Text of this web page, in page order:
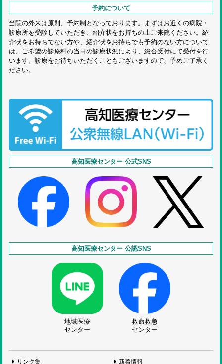
予約について
当院の外来は原則、予約制となっております。まずはお近くの病院・
診療所を受診していただき、紹介状をお持ちの上ご来院ください。紹
介状をお持ちでない方や、紹介状をお持ちでも予約のない方について
は、ご希望の診療科の当日の診療状況により、総合受付にて受付を行
います。診療をお待ちいただくこともございますので、予めご了承く
ださい。
高知医療センター 公式SNS
高知医療センター 公認SNS
地域医療
センター
救命救急
センター
リンク集 新着情報